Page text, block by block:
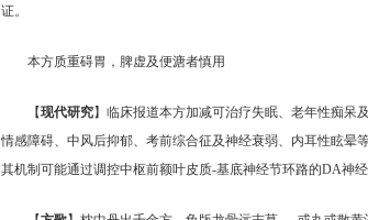
证。
本方质重碍胃，脾虚及便溏者慎用
【现代研究】临床报道本方加减可治疗失眠、老年性痴呆
情感障碍、中风后抑郁、考前综合征及神经衰弱、内耳性眩晕
其机制可能通过调控中枢前额叶皮质-基底神经节环路的DA神经